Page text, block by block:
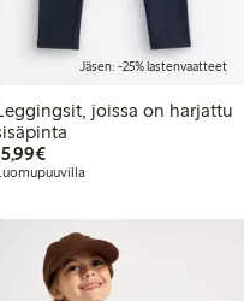
Jäsen: -25% lastenvaatteet
joissa on harjattu
15,99 €